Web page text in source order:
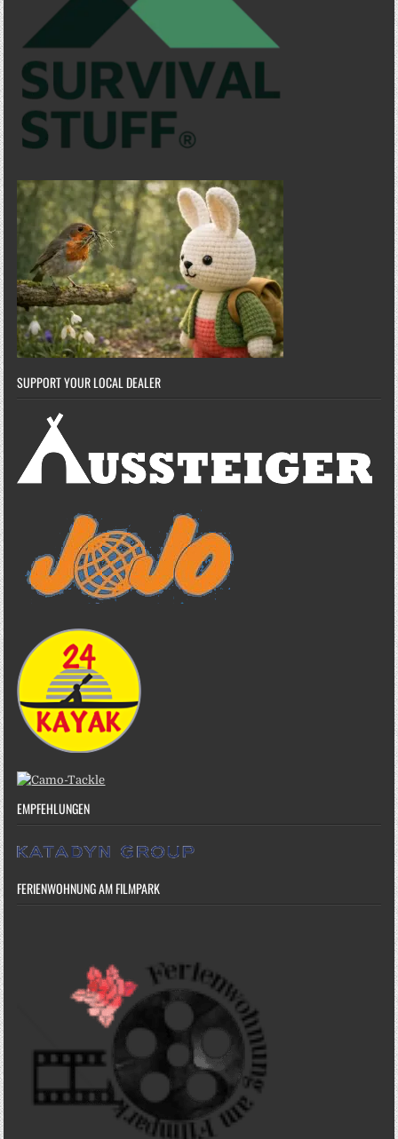
SUPPORT YOUR LOCAL DEALER
EMPFEHLUNGEN
FERIENWOHNUNG AM FILMPARK